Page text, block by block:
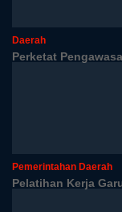
Daerah
Perketat
Pemerintahan Daerah
Pelatihan Kerja